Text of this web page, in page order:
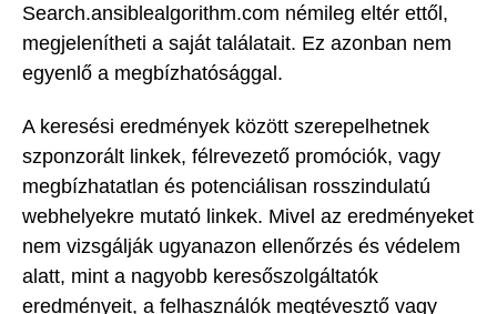
Search.ansiblealgorithm.com némileg eltér ettől,
megjelenítheti a saját találatait. Ez azonban nem
egyenlő a megbízhatósággal.
A keresési eredmények között szerepelhetnek
szponzorált linkek, félrevezető promóciók, vagy
megbízhatatlan és potenciálisan rosszindulatú
webhelyekre mutató linkek. Mivel az eredményeket
nem vizsgálják ugyanazon ellenőrzés és védelem
alatt, mint a nagyobb keresőszolgáltatók
eredményeit, a felhasználók megtévesztő vagy